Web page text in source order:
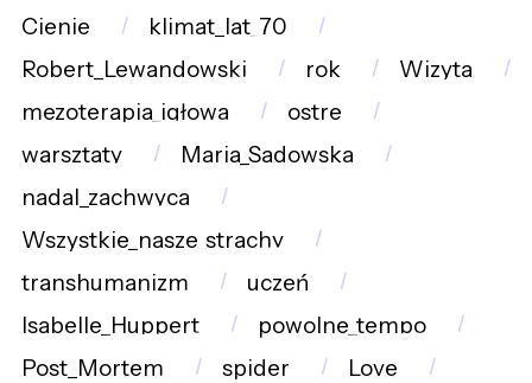
Cienie
klimat_lat_70
Robert_Lewandowski
rok
Wizyta
mezoterapia_igłowa
ostre
warsztaty
Maria_Sadowska
nadal_zachwyca
Wszystkie_nasze_strachy
transhumanizm
uczeń
Isabelle_Huppert
powolne_tempo
Post_Mortem
spider
Love